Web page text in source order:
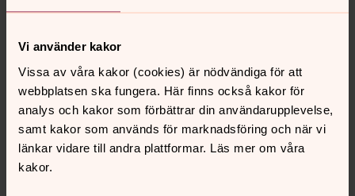
Vi använder kakor
Vissa av våra kakor (cookies) är nödvändiga för att
webbplatsen ska fungera. Här finns också kakor för
analys och kakor som förbättrar din användarupplevelse,
samt kakor som används för marknadsföring och när vi
länkar vidare till andra plattformar. Läs mer om våra
kakor.
Maria Löfberg
Organist, Falkenbergs pastorat
Direkt: 0346-371 41 SMS:0724-65 32 35
E-post: